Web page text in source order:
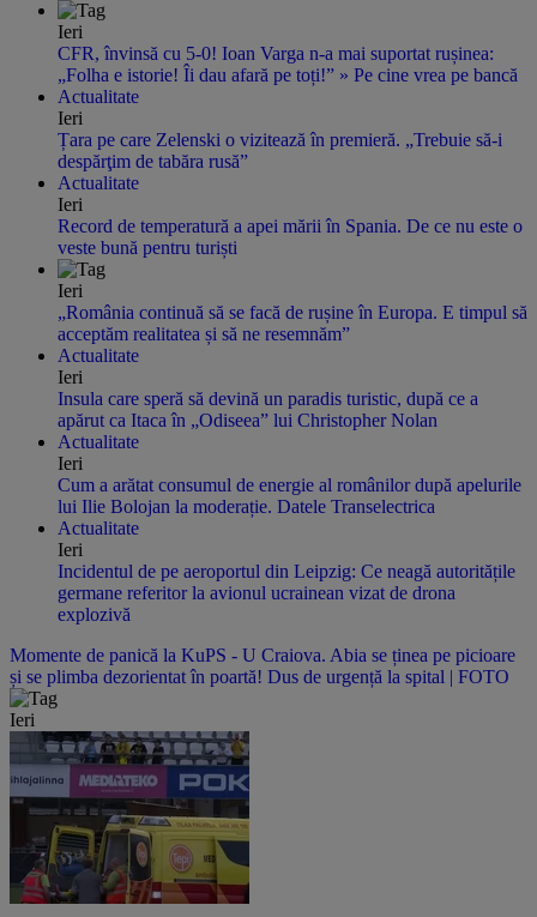
Ieri
CFR, învinsă cu 5-0! Ioan Varga n-a mai suportat rușinea:
„Folha e istorie! Îi dau afară pe toți!” » Pe cine vrea pe bancă
Actualitate
Ieri
Țara pe care Zelenski o vizitează în premieră. „Trebuie să-i
despărţim de tabăra rusă”
Actualitate
Ieri
Record de temperatură a apei mării în Spania. De ce nu este o
veste bună pentru turiști
Ieri
„România continuă să se facă de rușine în Europa. E timpul să
acceptăm realitatea și să ne resemnăm”
Actualitate
Ieri
Insula care speră să devină un paradis turistic, după ce a
apărut ca Itaca în „Odiseea” lui Christopher Nolan
Actualitate
Ieri
Cum a arătat consumul de energie al românilor după apelurile
lui Ilie Bolojan la moderație. Datele Transelectrica
Actualitate
Ieri
Incidentul de pe aeroportul din Leipzig: Ce neagă autoritățile
germane referitor la avionul ucrainean vizat de drona
explozivă
Momente de panică la KuPS - U Craiova. Abia se ținea pe picioare
și se plimba dezorientat în poartă! Dus de urgență la spital | FOTO
Ieri